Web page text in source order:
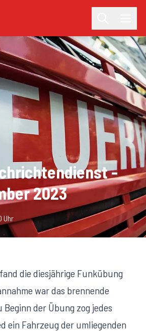
-
2023
Uhr
die diesjährige Funkübung
war das brennende
Beginn der Übung zog jedes
ein Fahrzeug der umliegenden